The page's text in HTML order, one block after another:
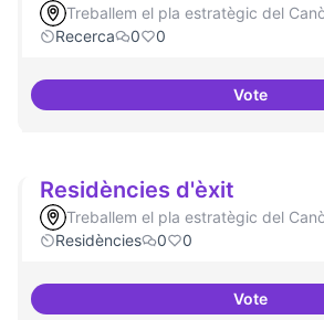
Treballem el pla estratègic del
Recerca
0 0
VotePilot
Residències d'èxit
Treballem el pla estratègic del
Residències
0 0
Vote